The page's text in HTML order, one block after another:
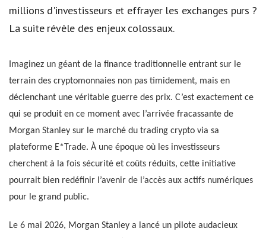
millions d'investisseurs et effrayer les exchanges purs ?
La suite révèle des enjeux colossaux.
Imaginez un géant de la finance traditionnelle entrant sur le
terrain des cryptomonnaies non pas timidement, mais en
déclenchant une véritable guerre des prix. C’est exactement ce
qui se produit en ce moment avec l’arrivée fracassante de
Morgan Stanley sur le marché du trading crypto via sa
plateforme E*Trade. À une époque où les investisseurs
cherchent à la fois sécurité et coûts réduits, cette initiative
pourrait bien redéfinir l’avenir de l’accès aux actifs numériques
pour le grand public.
Le 6 mai 2026, Morgan Stanley a lancé un pilote audacieux